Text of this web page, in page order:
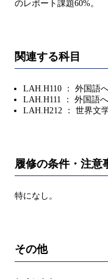
のレポート課題60%。
関連する科目
LAH.H110 ： 外国語
LAH.H111 ： 外国語
LAH.H212 ： 世界文
履修の条件・注意
特になし。
その他